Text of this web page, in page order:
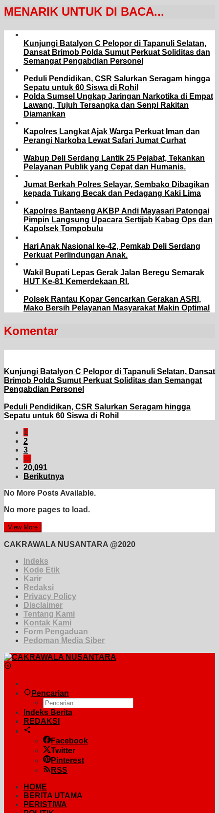
MENARIK UNTUK DI BACA...
Kunjungi Batalyon C Pelopor di Tapanuli Selatan,
Dansat Brimob Polda Sumut Perkuat Soliditas dan
Semangat Pengabdian Personel
Peduli Pendidikan, CSR Salurkan Seragam hingga
Sepatu untuk 60 Siswa di Rohil
Polda Sumsel Ungkap Jaringan Narkotika di Empat
Lawang, Tujuh Tersangka dan Senpi Rakitan
Diamankan
Kapolres Langkat Ajak Warga Perkuat Iman dan
Perangi Narkoba Lewat Safari Jumat Curhat
Wabup Deli Serdang Lantik 25 Pejabat, Tekankan
Pelayanan Publik yang Cepat dan Humanis.
Jumat Berkah Polres Selayar, Sembako Dibagikan
kepada Tukang Becak dan Pedagang Kaki Lima
Kapolres Bantaeng AKBP Andi Mayasari Patongai
Pimpin Langsung Upacara Sertijab Kabag Ops dan
Kapolsek Tompobulu
Hari Anak Nasional ke-42, Pemkab Deli Serdang
Perkuat Perlindungan Anak.
Wakil Bupati Lepas Gerak Jalan Beregu Semarak
HUT Ke-81 Kemerdekaan RI.
Polsek Rantau Kopar Gencarkan Gerakan ASRI,
Mako Bersih Pelayanan Masyarakat Makin Optimal
Komentar
Kunjungi Batalyon C Pelopor di Tapanuli Selatan, Dansat
Brimob Polda Sumut Perkuat Soliditas dan Semangat
Pengabdian Personel
Peduli Pendidikan, CSR Salurkan Seragam hingga
Sepatu untuk 60 Siswa di Rohil
1
2
3
…
20,091
Berikutnya
No More Posts Available.
No more pages to load.
View More
CAKRAWALA NUSANTARA @2020
Indeks
Kode Etik
Karir
Redaksi
Privacy Policy
Disclaimer
Tentang Kami
Kontak Kami
Form Pengaduan
Pedoman Media Siber
Pencarian
Indeks Berita
REDAKSI
Facebook
Twitter
Pinterest
RSS
HOME
BERITA UTAMA
PERISTIWA